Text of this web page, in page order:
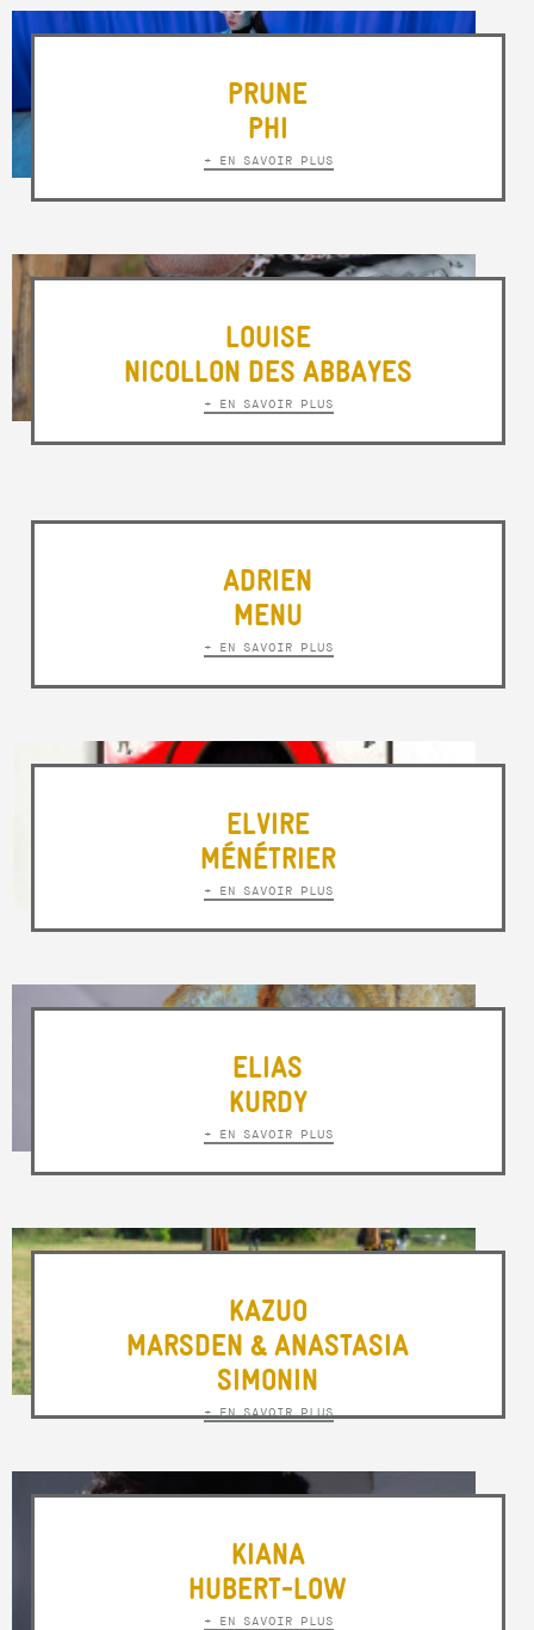
PRUNE
PHI
+ EN SAVOIR PLUS
LOUISE
NICOLLON DES ABBAYES
+ EN SAVOIR PLUS
ADRIEN
MENU
+ EN SAVOIR PLUS
ELVIRE
MÉNÉTRIER
+ EN SAVOIR PLUS
ELIAS
KURDY
+ EN SAVOIR PLUS
KAZUO
MARSDEN & ANASTASIA
SIMONIN
+ EN SAVOIR PLUS
KIANA
HUBERT-LOW
+ EN SAVOIR PLUS